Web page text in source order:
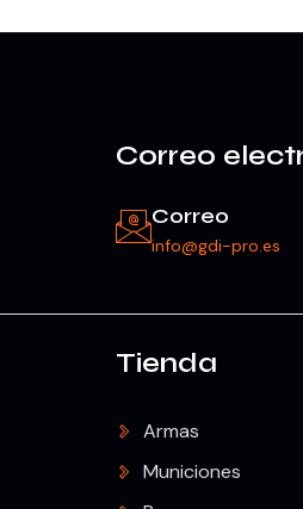
Correo
Correo
info@gdi-pro.es
Tienda
Armas
Municiones